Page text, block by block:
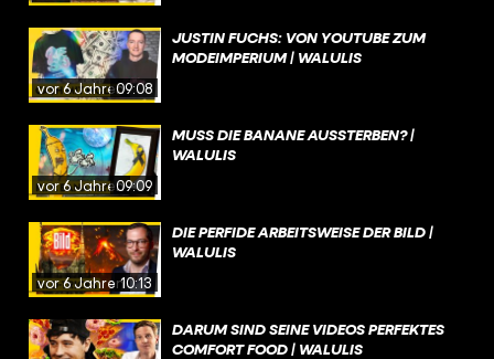
vor 6 Jahren09:08
JUSTIN FUCHS: VON YOUTUBE ZUM
MODEIMPERIUM | WALULIS
vor 6 Jahren09:09
MUSS DIE BANANE AUSSTERBEN? |
WALULIS
vor 6 Jahren10:13
DIE PERFIDE ARBEITSWEISE DER BILD |
WALULIS
DARUM SIND SEINE VIDEOS PERFEKTES
COMFORT FOOD | WALULIS